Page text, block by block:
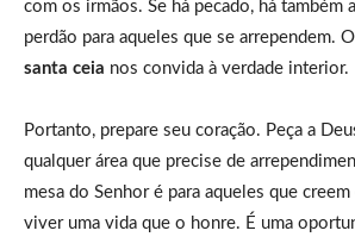
com os irmãos. Se há pecado, há também
perdão para aqueles que se arrependem. O
santa ceia nos convida à verdade interior.
Portanto, prepare seu coração. Peça a
qualquer área que precise de
mesa do Senhor é para aqueles que
viver uma vida que o honre. É uma